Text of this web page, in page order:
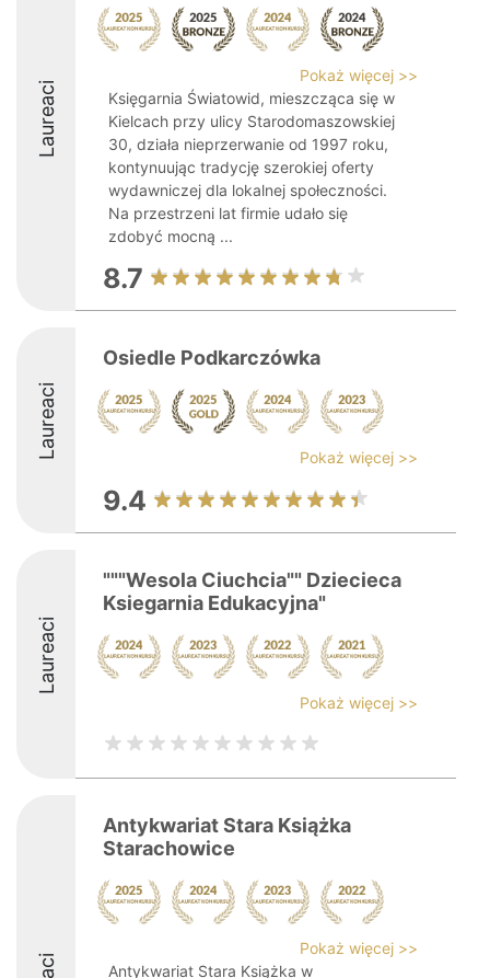
Laureaci
Pokaż więcej >>
Księgarnia Światowid, mieszcząca się w
Kielcach przy ulicy Starodomaszowskiej
30, działa nieprzerwanie od 1997 roku,
kontynuując tradycję szerokiej oferty
wydawniczej dla lokalnej społeczności.
Na przestrzeni lat firmie udało się
zdobyć mocną ...
8.7
Laureaci
Osiedle Podkarczówka
Pokaż więcej >>
9.4
Laureaci
"""Wesola Ciuchcia"" Dziecieca
Ksiegarnia Edukacyjna"
Pokaż więcej >>
Antykwariat Stara Książka
Starachowice
Pokaż więcej >>
Antykwariat Stara Książka w